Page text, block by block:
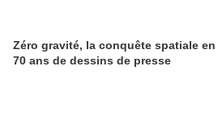
Zéro gravité, la conquête spatiale en
70 ans de dessins de presse